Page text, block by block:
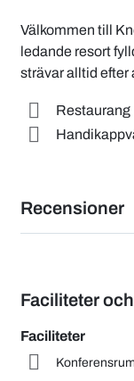
Välkommen till
ledande resort
strävar alltid efter
Restaurang
Recensioner
Faciliteter
Faciliteter